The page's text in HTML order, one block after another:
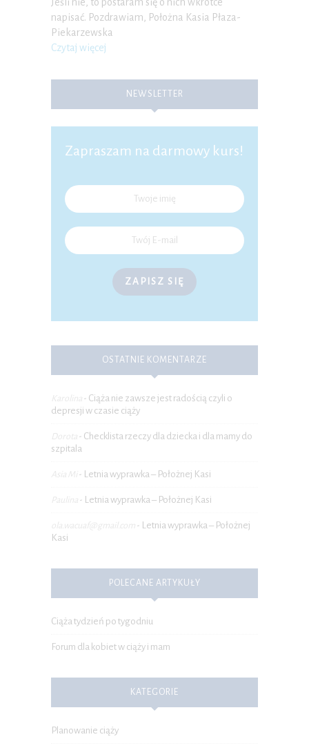
napisać. Pozdrawiam, Położna Kasia Płaza-
Piekarzewska
Czytaj więcej
NEWSLETTER
Zapraszam na darmowy kurs!
ZAPISZ SIĘ
OSTATNIE KOMENTARZE
Karolina - Ciąża nie zawsze jest radością czyli o
depresji w czasie ciąży
Dorota - Checklista rzeczy dla dziecka i dla mamy do
szpitala
Asia Mi - Letnia wyprawka – Położnej Kasi
Paulina - Letnia wyprawka – Położnej Kasi
ola.wacuaf@gmail.com -
Letnia wyprawka – Położnej
Kasi
POLECANE ARTYKUŁY
Ciąża tydzień po tygodniu
Forum dla kobiet w ciąży i mam
KATEGORIE
Planowanie ciąży